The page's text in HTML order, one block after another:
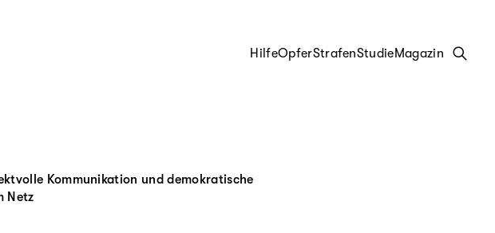
HilfeOpferStrafenStudieMagazin
Kommuni­kation unddemo­kratische
Netz